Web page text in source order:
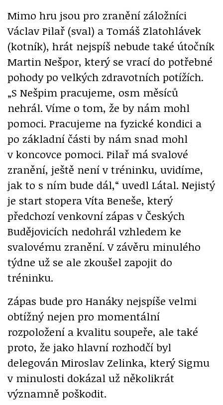
Mimo hru jsou pro zranění záložníci
Václav Pilař (sval) a Tomáš Zlatohlávek
(kotník), hrát nejspíš nebude také útočník
Martin Nešpor, který se vrací do potřebné
pohody po velkých zdravotních potížích.
„S Nešpim pracujeme, osm měsíců
nehrál. Víme o tom, že by nám mohl
pomoci. Pracujeme na fyzické kondici a
po základní části by nám snad mohl
v koncovce pomoci. Pilař má svalové
zranění, ještě není v tréninku, uvidíme,
jak to s ním bude dál,“ uvedl Látal. Nejistý
je start stopera Víta Beneše, který
předchozí venkovní zápas v Českých
Budějovicích nedohrál vzhledem ke
svalovému zranění. V závěru minulého
týdne už se ale zkoušel zapojit do
tréninku.
Zápas bude pro Hanáky nejspíše velmi
obtížný nejen pro momentální
rozpoložení a kvalitu soupeře, ale také
proto, že jako hlavní rozhodčí byl
delegován Miroslav Zelinka, který Sigmu
v minulosti dokázal už několikrát
významně poškodit.